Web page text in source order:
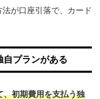
が口座引落で、カード
自プランがある
、初期費用を支払う独